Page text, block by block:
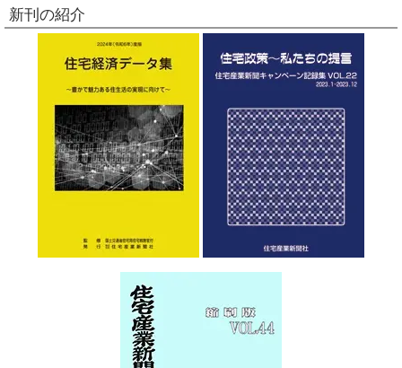
新刊の紹介